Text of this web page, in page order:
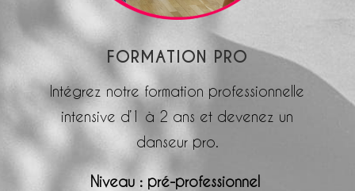
FORMATION PRO
Intégrez notre formation professionnelle
intensive d’1 à 2 ans et devenez un
danseur pro.
Niveau : pré-professionnel